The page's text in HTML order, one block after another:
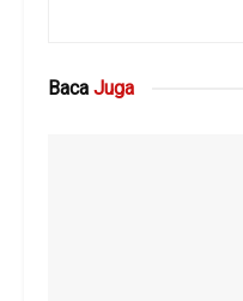
Baca Juga